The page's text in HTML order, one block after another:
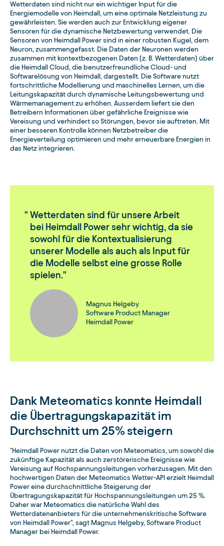
Wetterdaten sind nicht nur ein wichtiger Input für die
Energiemodelle von Heimdall, um eine optimale Netzleistung zu
gewährleisten. Sie werden auch zur Entwicklung eigener
Sensoren für die dynamische Netzbewertung verwendet. Die
Sensoren von Heimdall Power sind in einer robusten Kugel, dem
Neuron, zusammengefasst. Die Daten der Neuronen werden
zusammen mit kontextbezogenen Daten (z. B. Wetterdaten) über
die Heimdall Cloud, die benutzerfreundliche Cloud- und
Softwarelösung von Heimdall, dargestellt. Die Software nutzt
fortschrittliche Modellierung und maschinelles Lernen, um die
Leitungskapazität durch dynamische Leitungsbewertung und
Wärmemanagement zu erhöhen. Ausserdem liefert sie den
Betreibern Informationen über gefährliche Ereignisse wie
Vereisung und verhindert so Störungen, bevor sie auftreten. Mit
einer besseren Kontrolle können Netzbetreiber die
Energieverteilung optimieren und mehr erneuerbare Energien in
das Netz integrieren.
Magnus Helgeby
Software Product Manager
Heimdall Power
Wetterdaten sind für unsere Arbeit
bei Heimdall Power sehr wichtig, da sie
sowohl für die Kontextualisierung
unserer Modelle als auch als Input für
die Modelle selbst eine grosse Rolle
spielen.
Dank Meteomatics konnte Heimdall
die Übertragungskapazität im
Durchschnitt um 25% steigern
"Heimdall Power nutzt die Daten von Meteomatics, um sowohl die
zukünftige Kapazität als auch zerstörerische Ereignisse wie
Vereisung auf Hochspannungsleitungen vorherzusagen. Mit den
hochwertigen Daten der Meteomatics Wetter-API erzielt Heimdall
Power eine durchschnittliche Steigerung der
Übertragungskapazität für Hochspannungsleitungen um 25 %.
Daher war Meteomatics die natürliche Wahl des
Wetterdatenanbieters für die unternehmenskritische Software
von Heimdall Power", sagt Magnus Helgeby, Software Product
Manager bei Heimdall Power.